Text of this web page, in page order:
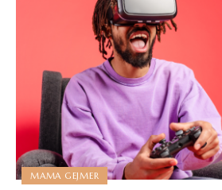
MAMA GEJMER